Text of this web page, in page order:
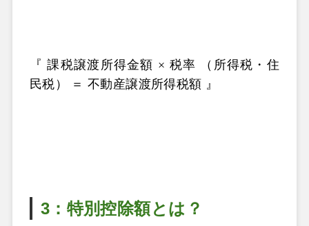
『 課税譲渡所得金額 × 税率 （所得税・住
民税） ＝ 不動産譲渡所得税額 』
3：特別控除額とは？